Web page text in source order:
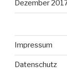
Dezember
Impressum
Datenschutz